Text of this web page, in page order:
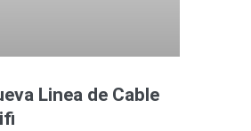
Linea de Cable